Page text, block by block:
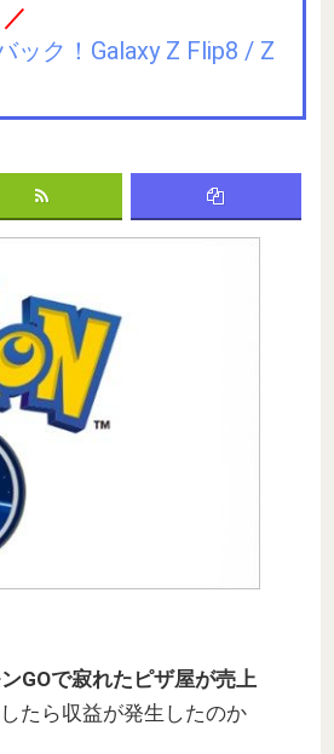
ック！Galaxy Z Flip8 / Z
ンGOで寂れたピザ屋が売上
たら収益が発生したのか